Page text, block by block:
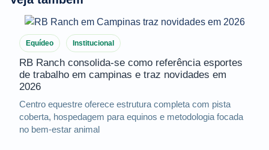
Equídeo Institucional
RB Ranch consolida-se como referência esportes
de trabalho em campinas e traz novidades em
2026
Centro equestre oferece estrutura completa com pista
coberta, hospedagem para equinos e metodologia focada
no bem-estar animal